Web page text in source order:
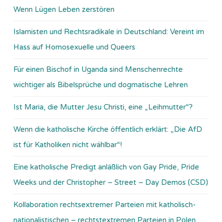
Wenn Lügen Leben zerstören
Islamisten und Rechtsradikale in Deutschland: Vereint im
Hass auf Homosexuelle und Queers
Für einen Bischof in Uganda sind Menschenrechte
wichtiger als Bibelsprüche und dogmatische Lehren
Ist Maria, die Mutter Jesu Christi, eine „Leihmutter“?
Wenn die katholische Kirche öffentlich erklärt: „Die AfD
ist für Katholiken nicht wählbar“!
Eine katholische Predigt anläßlich von Gay Pride, Pride
Weeks und der Christopher – Street – Day Demos (CSD)
Kollaboration rechtsextremer Parteien mit katholisch-
nationalistischen – rechtstextremen Parteien in Polen